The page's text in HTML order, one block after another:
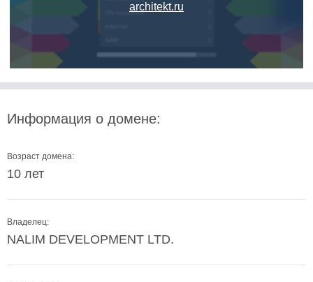
architekt.ru
Информация о домене:
Возраст домена:
10 лет
Владелец:
NALIM DEVELOPMENT LTD.